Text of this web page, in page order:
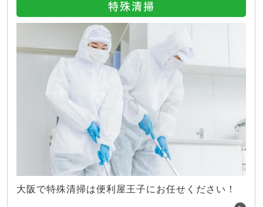
特殊清掃
大阪で特殊清掃は便利屋王子にお任せください！